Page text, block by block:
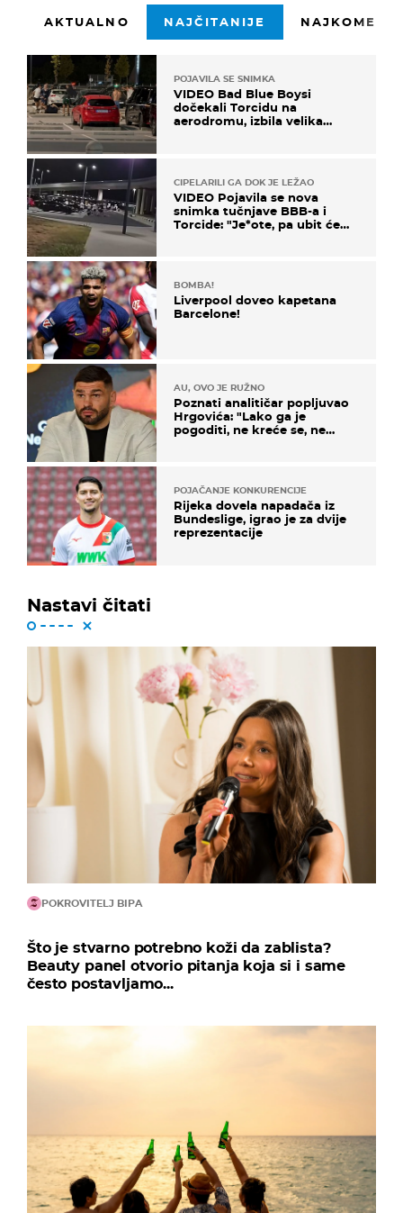
AKTUALNO NAJČITANIJE
POJAVILA SE SNIMKA
VIDEO Bad Blue Boysi
dočekali Torcidu na
aerodromu, izbila velika
CIPELARILI GA DOK JE LEŽAO
VIDEO Pojavila se nova
snimka tučnjave BBB-a i
Torcide: "Je*ote, pa ubit će
BOMBA!
Liverpool doveo kapetana
Barcelone!
AU, OVO JE RUŽNO
Poznati analitičar popljuvao
Hrgovića: "Lako ga je
pogoditi, ne kreće se, ne
POJAČANJE KONKURENCIJE
Rijeka dovela napadača iz
Bundeslige, igrao je za dvije
reprezentacije
Nastavi čitati
POKROVITELJ BIPA
Što je stvarno potrebno koži da zablista?
Beauty panel otvorio pitanja koja si i same
često postavljamo...